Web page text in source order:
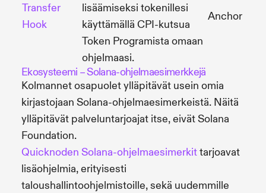
Transfer
Hook
lisäämiseksi tokenillesi
käyttämällä CPI-kutsua
Token Programista omaan
ohjelmaasi.
Anchor
Ekosysteemi – Solana-ohjelmaesimerkkejä
Kolmannet osapuolet ylläpitävät usein omia
kirjastojaan Solana-ohjelmaesimerkeistä. Näitä
ylläpitävät palveluntarjoajat itse, eivät Solana
Foundation.
Quicknoden Solana-ohjelmaesimerkittarjoavat
lisäohjelmia, erityisesti
taloushallintoohjelmistoille, sekä uudemmille